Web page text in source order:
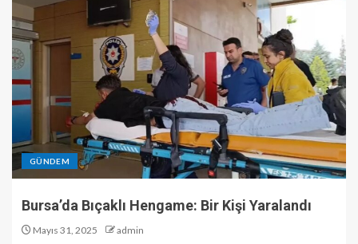
GÜNDEM
Bursa’da Bıçaklı Hengame: Bir Kişi Yaralandı
Mayıs 31, 2025 admin